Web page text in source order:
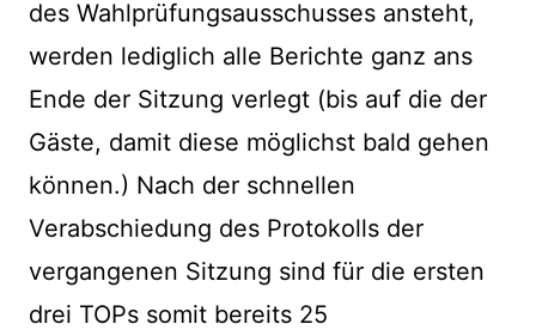
des Wahlprüfungsausschusses ansteht,
werden lediglich alle Berichte ganz ans
Ende der Sitzung verlegt (bis auf die der
Gäste, damit diese möglichst bald gehen
können.) Nach der schnellen
Verabschiedung des Protokolls der
vergangenen Sitzung sind für die ersten
drei TOPs somit bereits 25